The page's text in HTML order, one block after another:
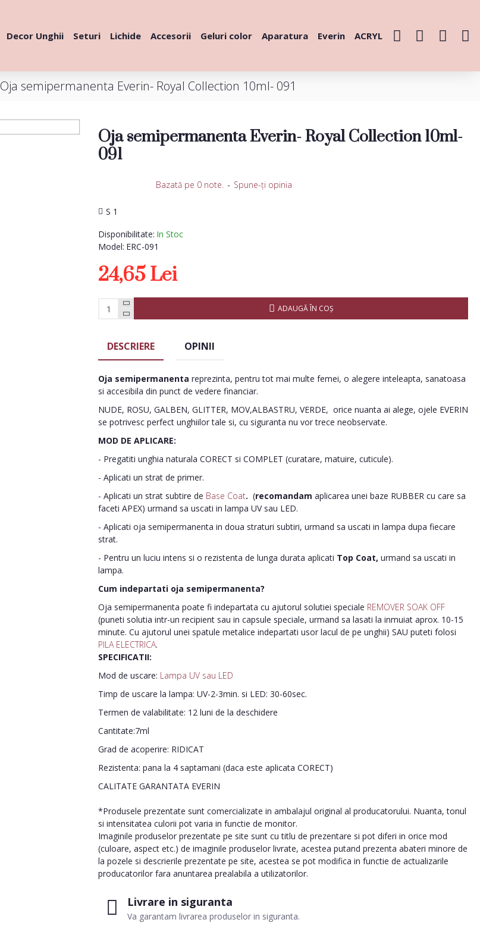
Decor Unghii Seturi Lichide Accesorii Geluri color Aparatura Everin ACRYL
Oja semipermanenta Everin- Royal Collection 10ml- 091
Oja semipermanenta Everin- Royal Collection 10ml-
091
Disponibilitate: In Stoc
Model: ERC-091
S 1
Bazată pe 0 note. - Spune-ţi opinia
24,65 Lei
ADAUGĂ ÎN COŞ
Livrare in siguranta
Va garantam livrarea produselor in siguranta.
DESCRIERE OPINII
Oja semipermanenta reprezinta, pentru tot mai multe femei, o alegere inteleapta, sanatoasa
si accesibila din punct de vedere financiar.
NUDE, ROSU, GALBEN, GLITTER, MOV,ALBASTRU, VERDE, orice nuanta ai alege, ojele EVERIN
se potrivesc perfect unghiilor tale si, cu siguranta nu vor trece neobservate.
MOD DE APLICARE:
- Pregatiti unghia naturala CORECT si COMPLET (curatare, matuire, cuticule).
- Aplicati un strat de primer.
- Aplicati un strat subtire de Base Coat. (recomandam aplicarea unei baze RUBBER cu care sa
faceti APEX) urmand sa uscati in lampa UV sau LED.
- Aplicati oja semipermanenta in doua straturi subtiri, urmand sa uscati in lampa dupa fiecare
strat.
- Pentru un luciu intens si o rezistenta de lunga durata aplicati Top Coat, urmand sa uscati in
lampa.
Cum indepartati oja semipermanenta?
Oja semipermanenta poate fi indepartata cu ajutorul solutiei speciale REMOVER SOAK OFF
(puneti solutia intr-un recipient sau in capsule speciale, urmand sa lasati la inmuiat aprox. 10-15
minute. Cu ajutorul unei spatule metalice indepartati usor lacul de pe unghii) SAU puteti folosi
PILA ELECTRICA.
SPECIFICATII:
Mod de uscare: Lampa UV sau LED
Timp de uscare la lampa: UV-2-3min. si LED: 30-60sec.
Termen de valabilitate: 12 luni de la deschidere
Cantitate:7ml
Grad de acoperire: RIDICAT
Rezistenta: pana la 4 saptamani (daca este aplicata CORECT)
CALITATE GARANTATA EVERIN
*Produsele prezentate sunt comercializate in ambalajul original al producatorului. Nuanta, tonul
si intensitatea culorii pot varia in functie de monitor.
Imaginile produselor prezentate pe site sunt cu titlu de prezentare si pot diferi in orice mod
(culoare, aspect etc.) de imaginile produselor livrate, acestea putand prezenta abateri minore de
la pozele si descrierile prezentate pe site, acestea se pot modifica in functie de actualizarile
producatorilor fara anuntarea prealabila a utilizatorilor.